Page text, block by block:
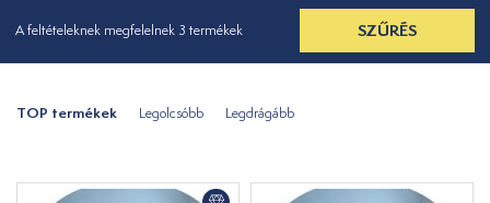
A feltételeknek megfelelnek 3 termékek SZŰRÉS
TOP termékek Legolcsóbb Legdrágább